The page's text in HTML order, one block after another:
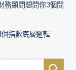
務顧問想問你3個問
指數底層邏輯